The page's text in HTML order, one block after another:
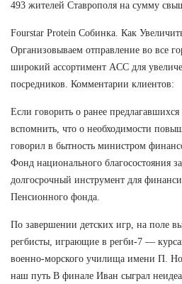
493 жителей Ставрополя на сумму
Fourstar Protein Собинка. Как
Организовываем отправление во все
широкий ассортимент ACC для
посредников. Комментарии клиентов:
Если говорить о ранее
вспомнить, что о необходимости
говорил в бытность министром
Фонд национального благосостояния
долгосрочный инструмент для
Пенсионного фонда.
По завершении детских игр, на поле
регбисты, играющие в регби-7 —
военно-морского училища имени П.
наш путь В финале Иван сыграл